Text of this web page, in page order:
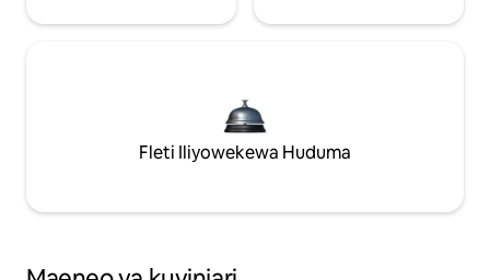
Fleti Iliyowekewa Huduma